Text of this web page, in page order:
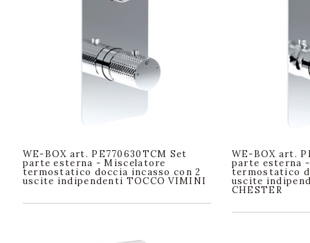
WE-BOX art. PE770630TCM Set
parte esterna - Miscelatore
termostatico doccia incasso con 2
uscite indipendenti TOCCO VIMINI
WE-BOX art.
parte esterna
termostatico
uscite
CHESTER